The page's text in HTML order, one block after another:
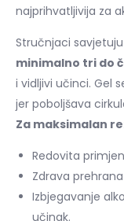
najprihvatljivija za
Stručnjaci savjetuju
minimalno tri do
i vidljivi učinci. Gel
jer poboljšava
Za maksimalan
Redovita
Zdrava
Izbjegavanje
učinak.